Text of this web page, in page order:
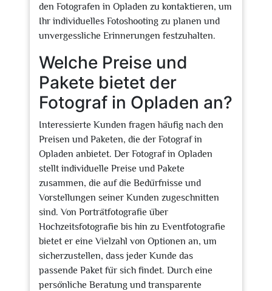
den Fotografen in Opladen zu kontaktieren, um
Ihr individuelles Fotoshooting zu planen und
unvergessliche Erinnerungen festzuhalten.
Welche Preise und
Pakete bietet der
Fotograf in Opladen an?
Interessierte Kunden fragen häufig nach den
Preisen und Paketen, die der Fotograf in
Opladen anbietet. Der Fotograf in Opladen
stellt individuelle Preise und Pakete
zusammen, die auf die Bedürfnisse und
Vorstellungen seiner Kunden zugeschnitten
sind. Von Porträtfotografie über
Hochzeitsfotografie bis hin zu Eventfotografie
bietet er eine Vielzahl von Optionen an, um
sicherzustellen, dass jeder Kunde das
passende Paket für sich findet. Durch eine
persönliche Beratung und transparente